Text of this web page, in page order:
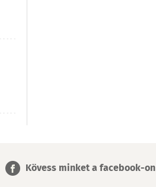
Kövess minket a facebook-on